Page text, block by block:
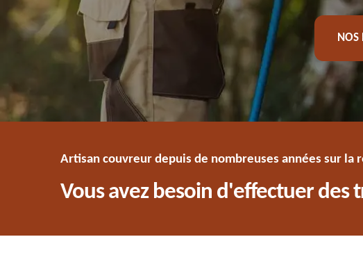
NOS
Artisan couvreur depuis de nombreuses années sur la
Vous avez besoin d'effectuer des